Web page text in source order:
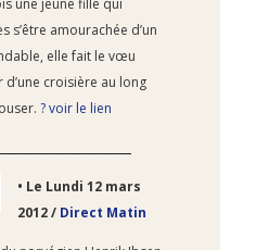
une jeune fille qui
s’être amourachée d’un
elle fait le vœu
croisière au long
? voir le lien
• Le Lundi 12 mars
2012 / Direct Matin